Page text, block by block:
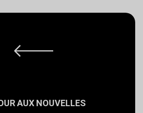
AUX NOUVELLES